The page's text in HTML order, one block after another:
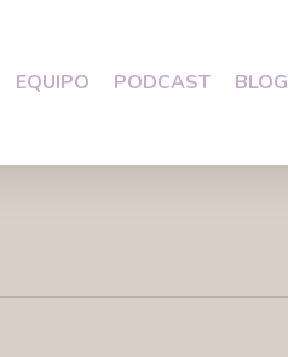
EQUIPO PODCAST BLOG